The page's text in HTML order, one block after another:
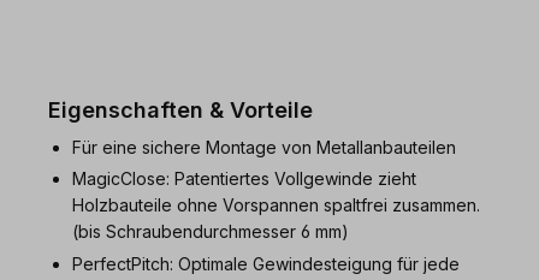
Eigenschaften & Vorteile
Für eine sichere Montage von Metallanbauteilen
MagicClose: Patentiertes Vollgewinde zieht
Holzbauteile ohne Vorspannen spaltfrei zusammen.
(bis Schraubendurchmesser 6 mm)
PerfectPitch: Optimale Gewindesteigung für jede